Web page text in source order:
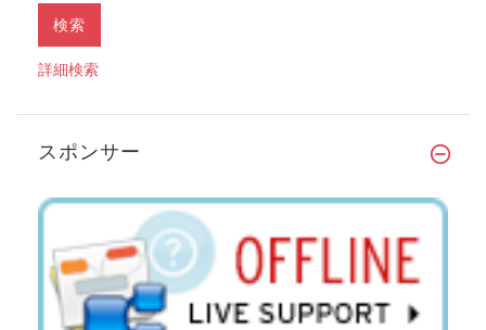
詳細検索
スポンサー